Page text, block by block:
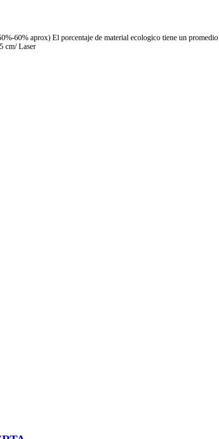
60% aprox) El porcentaje de material ecologico tiene un
cm/ Laser